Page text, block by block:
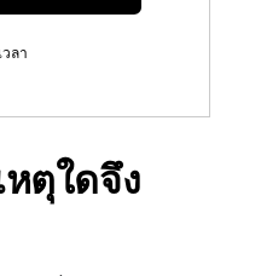
ลา
ตุใดจึง